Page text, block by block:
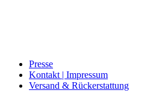
Presse
Kontakt | Impressum
Versand & Rückerstattung